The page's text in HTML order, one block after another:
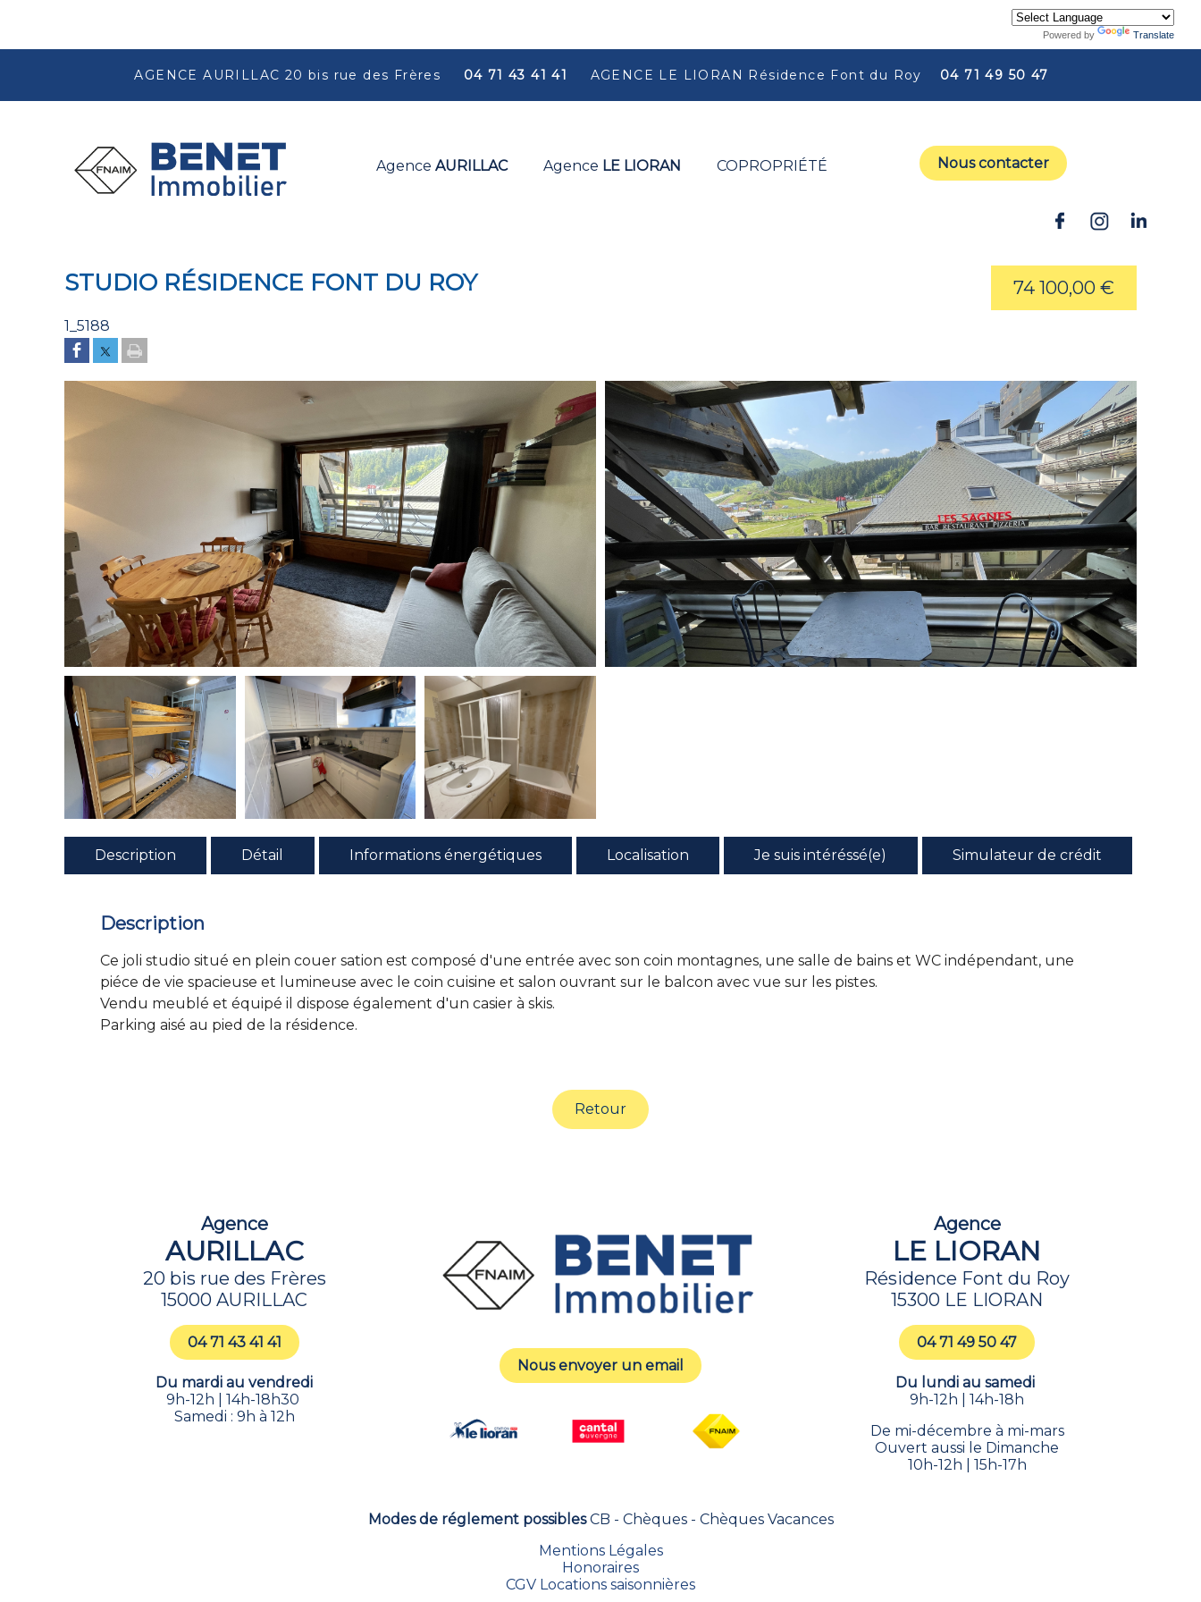
Powered by Translate
AGENCE AURILLAC 20 bis rue des Frères 04 71 43 41 41 AGENCE LE LIORAN Résidence Font du Roy 04 71 49 50 47
Nous contacter
Agence AURILLAC Agence LE LIORAN COPROPRIÉTÉ
74 100,00 €
STUDIO RÉSIDENCE FONT DU ROY
1_5188
Description Détail Informations énergétiques Localisation Je suis intéréssé(e) Simulateur de crédit
Description
Ce joli studio situé en plein couer sation est composé d'une entrée avec son coin montagnes, une salle de bains et WC indépendant, une
piéce de vie spacieuse et lumineuse avec le coin cuisine et salon ouvrant sur le balcon avec vue sur les pistes.
Vendu meublé et équipé il dispose également d'un casier à skis.
Parking aisé au pied de la résidence.
Retour
Agence
AURILLAC
20 bis rue des Frères
15000 AURILLAC
04 71 43 41 41
Du mardi au vendredi
9h-12h | 14h-18h30
Samedi : 9h à 12h
Nous envoyer un email
Agence
LE LIORAN
Résidence Font du Roy
15300 LE LIORAN
04 71 49 50 47
Du lundi au samedi
9h-12h | 14h-18h
De mi-décembre à mi-mars
Ouvert aussi le Dimanche
10h-12h | 15h-17h
Modes de réglement possiblesCB - Chèques - Chèques Vacances
Mentions Légales
Honoraires
CGV Locations saisonnières